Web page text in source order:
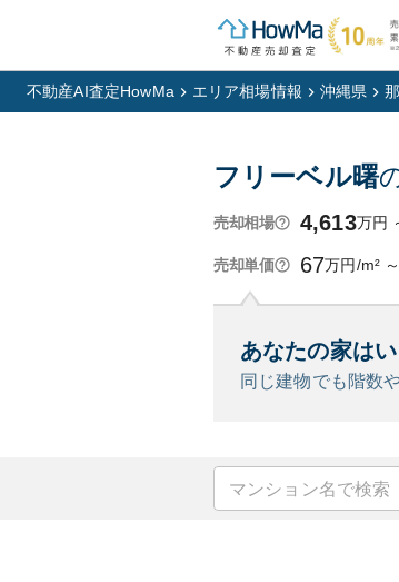
不動産AI査定HowMa エリア相場情報 沖縄県
フリーベル曙
売却相場 4,613万円
売却単価 67万円/m² ～
あなたの家は
同じ建物でも階数